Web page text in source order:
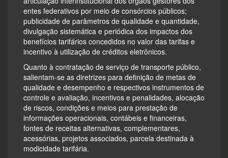
entes federativos por meio de consórcios públicos;
publicidade de parâmetros de qualidade e quantidade,
divulgação sistemática e periódica dos impactos dos
benefícios tarifários concedidos no valor das tarifas e
incentivo à utilização de créditos eletrônicos.
Quanto à contratação de serviço de transporte público,
salientam-se as diretrizes para definição de metas de
qualidade e desempenho e respectivos instrumentos de
controle e avaliação, incentivos e penalidades, alocação
de riscos, condições e meios para prestação de
informações operacionais, contábeis e financeiras,
fontes de receitas alternativas, complementares,
acessórias, projetos associados, parcela destinada à
modicidade tarifária.